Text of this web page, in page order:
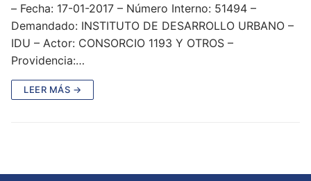
– Fecha: 17-01-2017 – Número Interno: 51494 –
Demandado: INSTITUTO DE DESARROLLO URBANO –
IDU – Actor: CONSORCIO 1193 Y OTROS –
Providencia:…
LEER MÁS →